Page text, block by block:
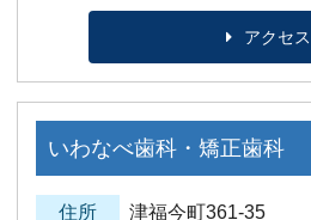
アクセス
いわなべ歯科・矯正歯科
住所 津福今町361-35